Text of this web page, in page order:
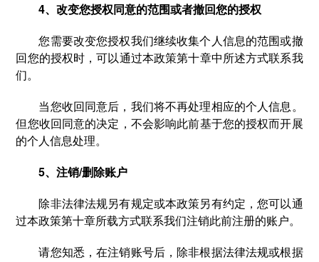
4、改变您授权同意的范围或者撤回您的授权
您需要改变您授权我们继续收集个人信息的范围或撤
回您的授权时，可以通过本政策第十章中所述方式联系我
们。
当您收回同意后，我们将不再处理相应的个人信息。
但您收回同意的决定，不会影响此前基于您的授权而开展
的个人信息处理。
5、注销/删除账户
除非法律法规另有规定或本政策另有约定，您可以通
过本政策第十章所载方式联系我们注销此前注册的账户。
请您知悉，在注销账号后，除非根据法律法规或根据